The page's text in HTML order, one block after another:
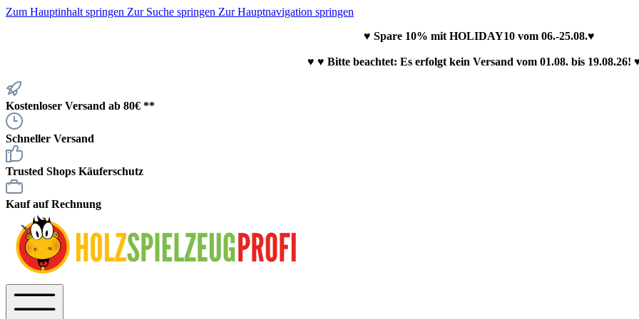
Zum Hauptinhalt springen Zur Suche springen Zur Hauptnavigation springen
♥ Spare 10% mit HOLIDAY10 vom 06.-25.08.♥
♥ ♥ Bitte beachtet: Es erfolgt kein Versand vom 01.08. bis 19.08.26!
Kostenloser Versand ab 80€ **
Schneller Versand
Trusted Shops Käuferschutz
Kauf auf Rechnung